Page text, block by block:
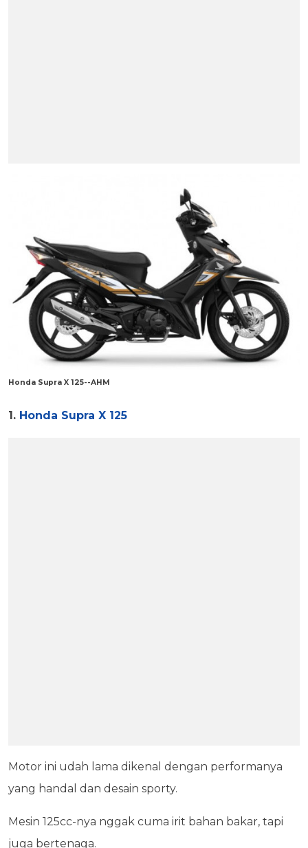
Honda Supra X 125--AHM
1. Honda Supra X 125
Motor ini udah lama dikenal dengan performanya
yang handal dan desain sporty.
Mesin 125cc-nya nggak cuma irit bahan bakar, tapi
juga bertenaga.